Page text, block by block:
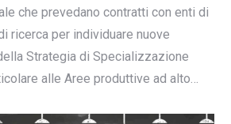
che prevedano contratti con enti di
ricerca per individuare nuove
Strategia di Specializzazione
alle Aree produttive ad alto…